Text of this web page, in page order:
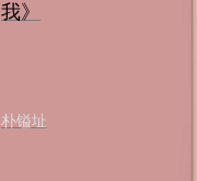
我》
朴镒址